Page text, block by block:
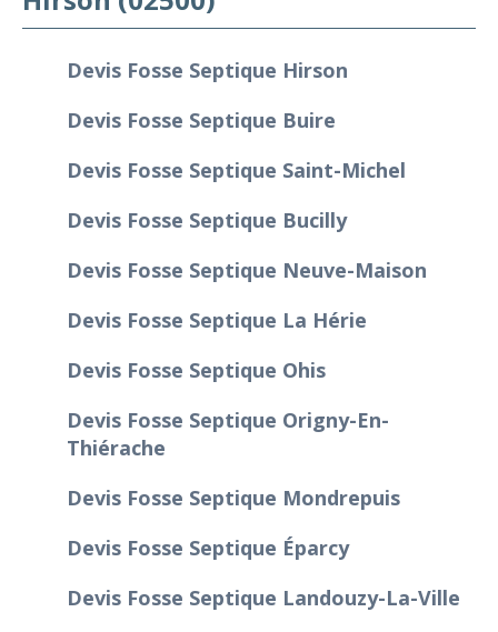
Devis Fosse Septique Hirson
Devis Fosse Septique Buire
Devis Fosse Septique Saint-Michel
Devis Fosse Septique Bucilly
Devis Fosse Septique Neuve-Maison
Devis Fosse Septique La Hérie
Devis Fosse Septique Ohis
Devis Fosse Septique Origny-En-
Thiérache
Devis Fosse Septique Mondrepuis
Devis Fosse Septique Éparcy
Devis Fosse Septique Landouzy-La-Ville